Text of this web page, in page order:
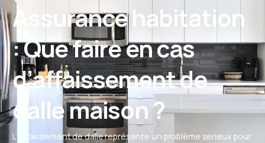
Assurance habitation
: Que faire en cas
d’affaissement de
dalle maison ?
L’affaissement de dalle représente un problème sérieux pour